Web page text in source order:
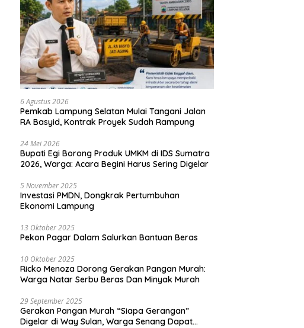
6 Agustus 2026
Pemkab Lampung Selatan Mulai Tangani Jalan
RA Basyid, Kontrak Proyek Sudah Rampung
24 Mei 2026
Bupati Egi Borong Produk UMKM di IDS Sumatra
2026, Warga: Acara Begini Harus Sering Digelar
5 November 2025
Investasi PMDN, Dongkrak Pertumbuhan
Ekonomi Lampung
13 Oktober 2025
Pekon Pagar Dalam Salurkan Bantuan Beras
10 Oktober 2025
Ricko Menoza Dorong Gerakan Pangan Murah:
Warga Natar Serbu Beras Dan Minyak Murah
29 September 2025
Gerakan Pangan Murah “Siapa Gerangan”
Digelar di Way Sulan, Warga Senang Dapat